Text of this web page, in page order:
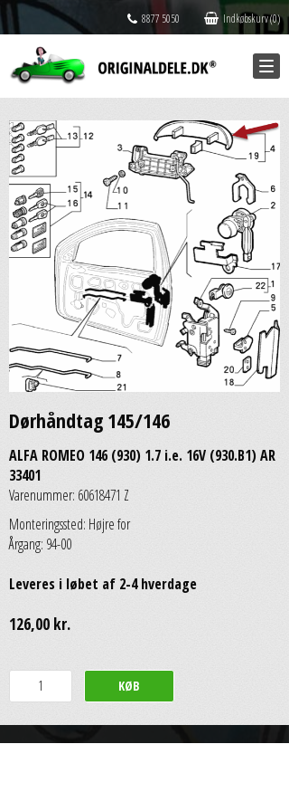
8877 5050 Indkøbskurv (0)
Dørhåndtag 145/146
ALFA ROMEO 146 (930) 1.7 i.e. 16V (930.B1) AR
33401
Varenummer: 60618471 Z
Monteringssted: Højre for
Årgang: 94-00
Leveres i løbet af 2-4 hverdage
126,00 kr.